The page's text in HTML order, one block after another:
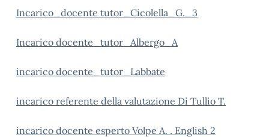
Incarico_docente tutor_Cicolella_G._3
Incarico docente_tutor_Albergo_A
incarico docente_tutor_Labbate
incarico referente della valutazione Di Tullio T.
incarico docente esperto Volpe A. . English 2